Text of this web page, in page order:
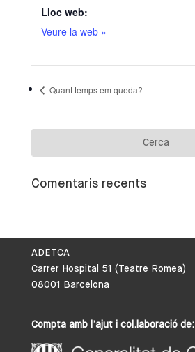
Lloc web:
Veure la web »
Quant temps em queda?
Comentaris recents
ADETCA
Carrer Hospital 51 (Teatre Romea)
08001 Barcelona
Compta amb l’ajut i col.laboració de: